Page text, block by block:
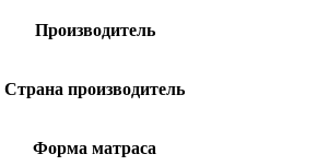
Производитель
Страна производитель
Форма матраса